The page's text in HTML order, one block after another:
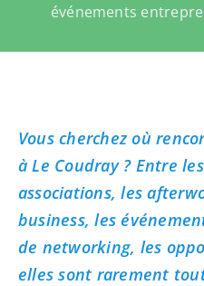
événements
Vous cherchez où
à Le Coudray ? Entre
associations, les
business, les
de networking, les
elles sont rarement